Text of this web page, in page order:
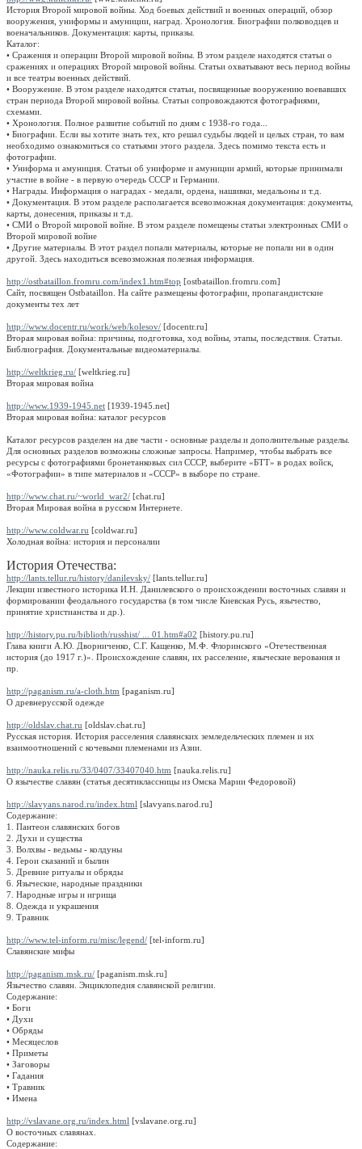
История Второй мировой войны. Ход боевых действий и военных операций, обзор
вооружения, униформы и амуниции, наград. Хронология. Биографии полководцев и
военачальников. Документация: карты, приказы.
Каталог:
• Сражения и операции Второй мировой войны. В этом разделе находятся статьи о
сражениях и операциях Второй мировой войны. Статьи охватывают весь период войны
и все театры военных действий.
• Вооружение. В этом разделе находятся статьи, посвященные вооружению воевавших
стран периода Второй мировой войны. Статьи сопровождаются фотографиями,
схемами.
• Хронология. Полное развитие событий по дням с 1938-го года...
• Биографии. Если вы хотите знать тех, кто решал судьбы людей и целых стран, то вам
необходимо ознакомиться со статьями этого раздела. Здесь помимо текста есть и
фотографии.
• Униформа и амуниция. Статьи об униформе и амуниции армий, которые принимали
участие в войне - в первую очередь СССР и Германии.
• Награды. Информация о наградах - медали, ордена, нашивки, медальоны и т.д.
• Документация. В этом разделе располагается всевозможная документация: документы,
карты, донесения, приказы и т.д.
• СМИ о Второй мировой войне. В этом разделе помещены статьи электронных СМИ о
Второй мировой войне
• Другие материалы. В этот раздел попали материалы, которые не попали ни в один
другой. Здесь находиться всевозможная полезная информация.
http://ostbataillon.fromru.com/index1.htm#top [ostbataillon.fromru.com]
Сайт, посвящен Ostbataillon. На сайте размещены фотографии, пропагандистские
документы тех лет
http://www.docentr.ru/work/web/kolesov/ [docentr.ru]
Вторая мировая война: причины, подготовка, ход войны, этапы, последствия. Статьи.
Библиография. Документальные видеоматериалы.
http://weltkrieg.ru/ [weltkrieg.ru]
Вторая мировая война
http://www.1939-1945.net [1939-1945.net]
Вторая мировая война: каталог ресурсов
Каталог ресурсов разделен на две части - основные разделы и дополнительные разделы.
Для основных разделов возможны сложные запросы. Например, чтобы выбрать все
ресурсы с фотографиями бронетанковых сил СССР, выберите «БТТ» в родах войск,
«Фотографии» в типе материалов и «CCCР» в выборе по стране.
http://www.chat.ru/~world_war2/ [chat.ru]
Вторая Мировая война в русском Интернете.
http://www.coldwar.ru [coldwar.ru]
Холодная война: история и персоналии
История Отечества:
http://lants.tellur.ru/history/danilevsky/ [lants.tellur.ru]
Лекции известного историка И.Н. Данилевского о происхождении восточных славян и
формировании феодального государства (в том числе Киевская Русь, язычество,
принятие христианства и др.).
http://history.pu.ru/biblioth/russhist/ ... 01.htm#a02 [history.pu.ru]
Глава книги А.Ю. Дворниченко, С.Г. Кащенко, М.Ф. Флоринского «Отечественная
история (до 1917 г.)». Происхождение славян, их расселение, языческие верования и
пр.
http://paganism.ru/a-cloth.htm [paganism.ru]
О древнерусской одежде
http://oldslav.chat.ru [oldslav.chat.ru]
Русская история. История расселения славянских земледельческих племен и их
взаимоотношений с кочевыми племенами из Азии.
http://nauka.relis.ru/33/0407/33407040.htm [nauka.relis.ru]
О язычестве славян (статья десятиклассницы из Омска Марии Федоровой)
http://slavyans.narod.ru/index.html [slavyans.narod.ru]
Содержание:
1. Пантеон славянских богов
2. Духи и существа
3. Волхвы - ведьмы - колдуны
4. Герои сказаний и былин
5. Древние ритуалы и обряды
6. Языческие, народные праздники
7. Народные игры и игрища
8. Одежда и украшения
9. Травник
http://www.tel-inform.ru/misc/legend/ [tel-inform.ru]
Славянские мифы
http://paganism.msk.ru/ [paganism.msk.ru]
Язычество славян. Энциклопедия славянской религии.
Содержание:
• Боги
• Духи
• Обряды
• Месяцеслов
• Приметы
• Заговоры
• Гадания
• Травник
• Имена
http://vslavane.org.ru/index.html [vslavane.org.ru]
О восточных славянах.
Содержание: